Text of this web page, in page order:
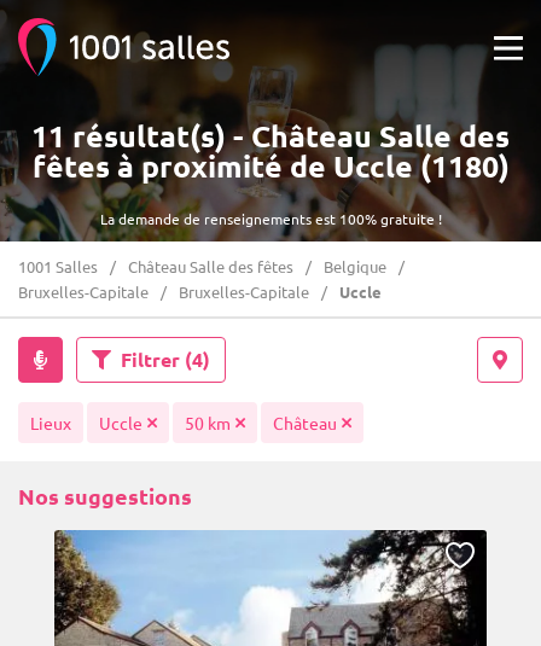
La demande de renseignements est 100% gratuite !
11 résultat(s) - Château Salle des
fêtes à proximité de Uccle (1180)
1001 Salles Château Salle des fêtes
Belgique
Bruxelles-Capitale
Bruxelles-Capitale Uccle
Filtrer (4)
Lieux Uccle 50 km Château
Nos suggestions